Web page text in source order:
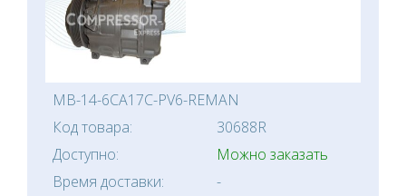
MB-14-6CA17C-PV6-REMAN
Код товара:
30688R
Доступно:
Можно заказать
Время доставки:
-